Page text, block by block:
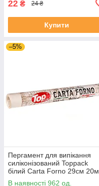
22 ₴ 24 ₴
Купити
–5%
Пергамент для випікання
силіконізований Toppack
білий Carta Forno 29см 20м
В наявності 962 од.